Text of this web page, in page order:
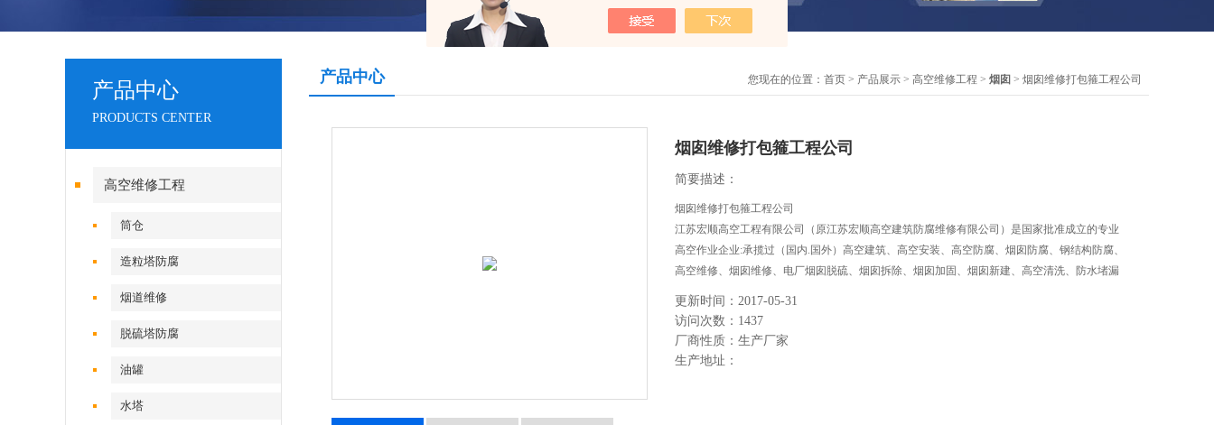
产品中心
PRODUCTS CENTER
高空维修工程
筒仓
造粒塔防腐
烟道维修
脱硫塔防腐
油罐
水塔
产品中心 您现在的位置： 首页 > 产品展示 > 高空维修工程 > 烟囱 > 烟囱维修打包箍工程公司
烟囱维修打包箍工程公司
简要描述：
烟囱维修打包箍工程公司
江苏宏顺高空工程有限公司（原江苏宏顺高空建筑防腐维修有限公司）是国家批准成立的专业
高空作业企业:承揽过（国内.国外）高空建筑、高空安装、高空防腐、烟囱防腐、钢结构防腐、
高空维修、烟囱维修、电厂烟囱脱硫、烟囱拆除、烟囱加固、烟囱新建、高空清洗、防水堵漏
等高空作业工程。
更新时间：2017-05-31
访问次数：1437
厂商性质：生产厂家
生产地址：